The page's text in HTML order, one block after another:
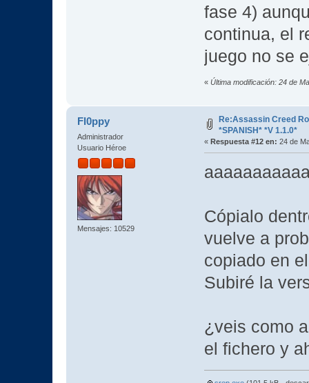
fase 4)
continua, el
juego no se
« Última modificación: 24 de
Fl0ppy
Administrador
Usuario Héroe
Mensajes: 10529
Re:Assassin Creed
*SPANISH* *V 1.1.0*
« Respuesta #12 en: 24 de
Cópialo
vuelve a
copiado en
Subiré la
¿veis como
el fichero y